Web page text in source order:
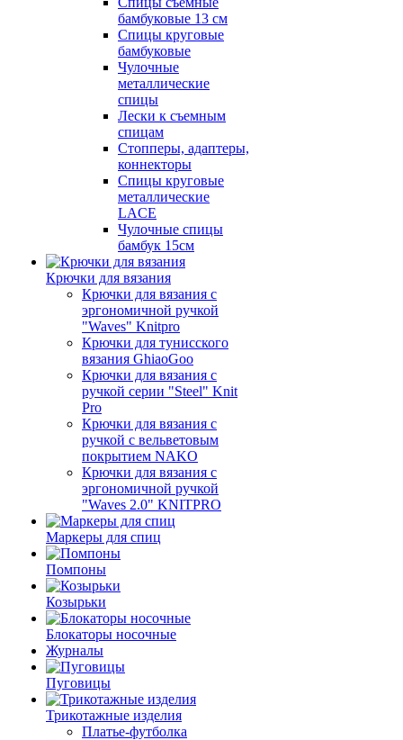
бамбуковые 13 см
Спицы круговые
бамбуковые
Чулочные
металлические
спицы
Лески к съемным
спицам
Стопперы, адаптеры,
коннекторы
Спицы круговые
металлические
LACE
Чулочные спицы
бамбук 15см
Крючки для вязания
Крючки для вязания с
эргономичной ручкой
"Waves" Knitpro
Крючки для тунисского
вязания GhiaoGoo
Крючки для вязания с
ручкой серии "Steel" Knit
Pro
Крючки для вязания с
ручкой с вельветовым
покрытием NAKO
Крючки для вязания с
эргономичной ручкой
"Waves 2.0" KNITPRO
Маркеры для спиц
Помпоны
Козырьки
Блокаторы носочные
Журналы
Пуговицы
Трикотажные изделия
Платье-футболка